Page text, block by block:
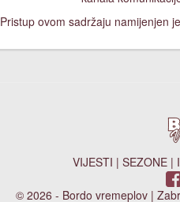
Pristup ovom sadržaju namijenjen
VIJESTI | SEZONE|
© 2026 - Bordo vremeplov |